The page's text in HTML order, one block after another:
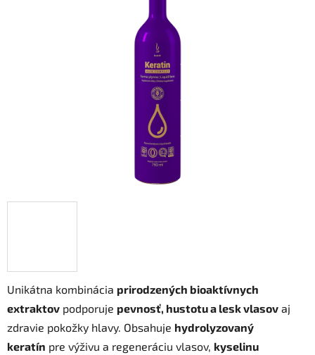
Unikátna kombinácia prirodzených bioaktívnych
extraktov podporuje pevnosť, hustotu a lesk vlasov aj
zdravie pokožky hlavy. Obsahuje hydrolyzovaný
keratín pre výživu a regeneráciu vlasov, kyselinu